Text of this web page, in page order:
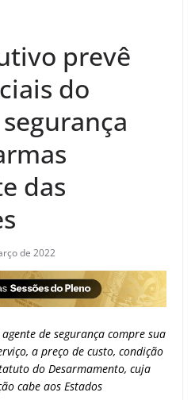
prevê
do
das
de 2022
de segurança compre sua
a preço de custo, condição
do Desarmamento, cuja
cabe aos Estados